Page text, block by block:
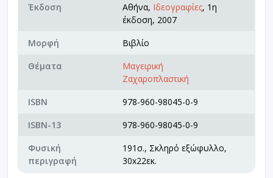
Έκδοση Αθήνα, Ιδεογραφίες, 1η
έκδοση, 2007
Μορφή
Βιβλίο
Θέματα
Μαγειρική
Ζαχαροπλαστική
ISBN
978-960-98045-0-9
ISBN-13
978-960-98045-0-9
Φυσική
περιγραφή
191σ., Σκληρό εξώφυλλο,
30x22εκ.